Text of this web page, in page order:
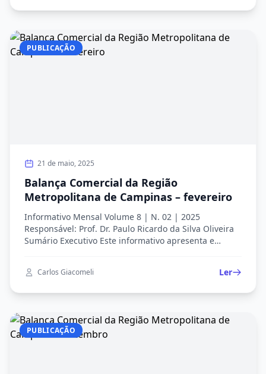
PUBLICAÇÃO
21 de maio, 2025
Balança Comercial da Região
Metropolitana de Campinas – fevereiro
Informativo Mensal Volume 8 | N. 02 | 2025
Responsável: Prof. Dr. Paulo Ricardo da Silva Oliveira
Sumário Executivo Este informativo apresenta e
análises são da base do Ministério do
Carlos Giacomeli Ler
PUBLICAÇÃO